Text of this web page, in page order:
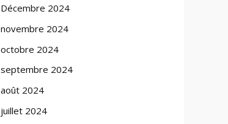
Décembre 2024
novembre 2024
octobre 2024
septembre 2024
août 2024
juillet 2024